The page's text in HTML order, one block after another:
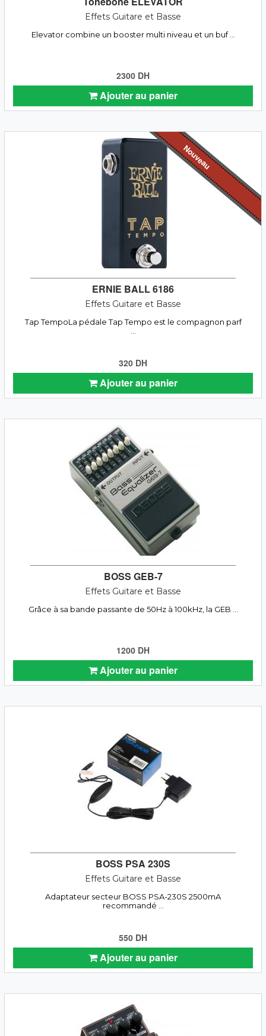
Effets Guitare et Basse
Elevator combine un booster multi niveau et un buf ...
2300 DH
Ajouter au panier
Nouveau
ERNIE BALL 6186
Effets Guitare et Basse
Tap TempoLa pédale Tap Tempo est le compagnon parf
320 DH
Ajouter au panier
BOSS GEB-7
Effets Guitare et Basse
Grâce à sa bande passante de 50Hz à 100kHz, la GEB ...
1200 DH
Ajouter au panier
BOSS PSA 230S
Effets Guitare et Basse
Adaptateur secteur BOSS PSA-230S 2500mA
recommandé ...
550 DH
Ajouter au panier